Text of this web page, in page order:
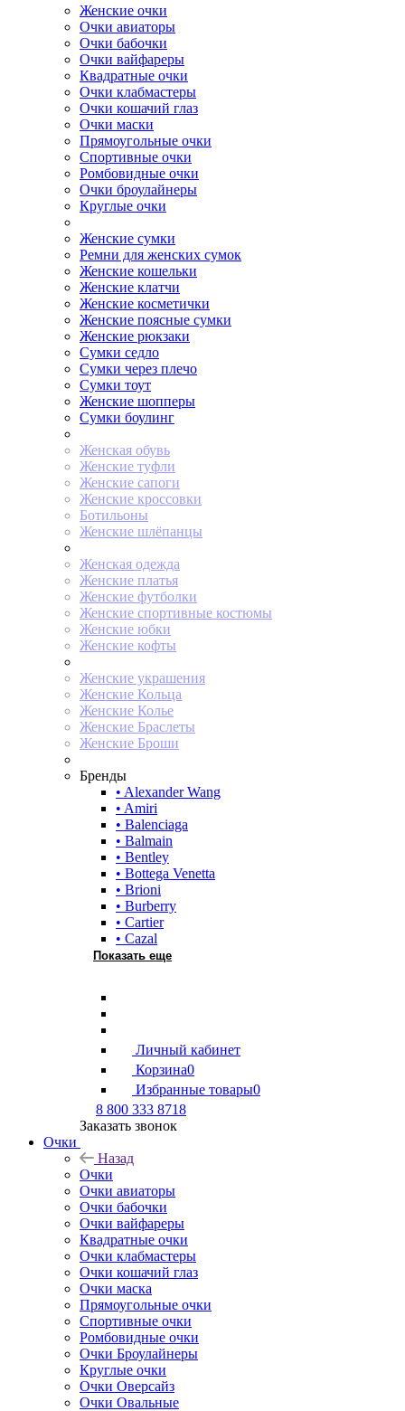
Женские очки
Очки авиаторы
Очки бабочки
Очки вайфареры
Квадратные очки
Очки клабмастеры
Очки кошачий глаз
Очки маски
Прямоугольные очки
Спортивные очки
Ромбовидные очки
Очки броулайнеры
Круглые очки
Женские сумки
Ремни для женских сумок
Женские кошельки
Женские клатчи
Женские косметички
Женские поясные сумки
Женские рюкзаки
Сумки седло
Сумки через плечо
Сумки тоут
Женские шопперы
Сумки боулинг
Женская обувь
Женские туфли
Женские сапоги
Женские кроссовки
Ботильоны
Женские шлёпанцы
Женская одежда
Женские платья
Женские футболки
Женские спортивные костюмы
Женские юбки
Женские кофты
Женские украшения
Женские Кольца
Женские Колье
Женские Браслеты
Женские Броши
Бренды
• Alexander Wang
• Amiri
• Balenciaga
• Balmain
• Bentley
• Bottega Venetta
• Brioni
• Burberry
• Cartier
• Cazal
Показать еще
Личный кабинет
Корзина0
Избранные товары0
8 800 333 8718
Заказать звонок
Очки
Назад
Очки
Очки авиаторы
Очки бабочки
Очки вайфареры
Квадратные очки
Очки клабмастеры
Очки кошачий глаз
Очки маска
Прямоугольные очки
Спортивные очки
Ромбовидные очки
Очки Броулайнеры
Круглые очки
Очки Оверсайз
Очки Овальные